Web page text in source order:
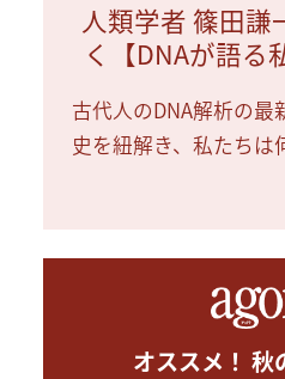
人類学者 篠田謙
く【DNAが語る
古代人のDNA解析の最
史を紐解き、私たちは
オススメ！